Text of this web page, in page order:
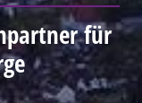
um all Ihre